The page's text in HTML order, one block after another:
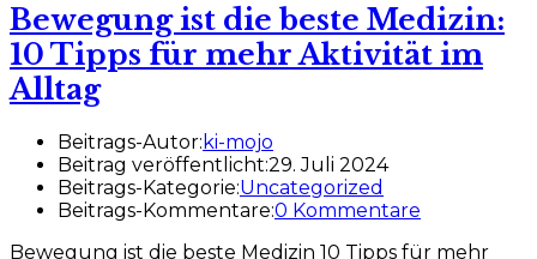
Bewegung ist die beste Medizin:
10 Tipps für mehr Aktivität im
Alltag
Beitrags-Autor: ki-mojo
Beitrag veröffentlicht:29. Juli 2024
Beitrags-Kategorie:Uncategorized
Beitrags-Kommentare:0 Kommentare
Bewegung ist die beste Medizin 10 Tipps für mehr